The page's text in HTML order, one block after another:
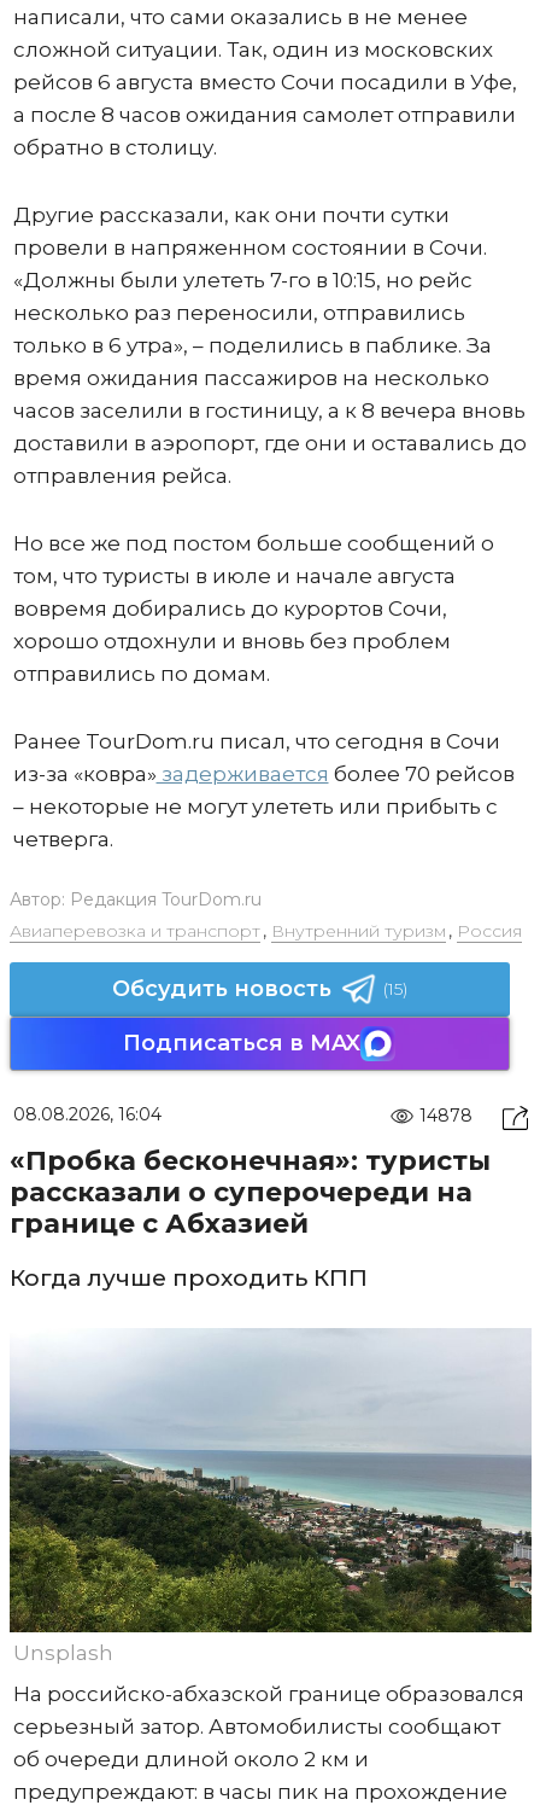
написали, что сами оказались в не менее
сложной ситуации. Так, один из московских
рейсов 6 августа вместо Сочи посадили в Уфе,
а после 8 часов ожидания самолет отправили
обратно в столицу.
Другие рассказали, как они почти сутки
провели в напряженном состоянии в Сочи.
«Должны были улететь 7-го в 10:15, но рейс
несколько раз переносили, отправились
только в 6 утра», – поделились в паблике. За
время ожидания пассажиров на несколько
часов заселили в гостиницу, а к 8 вечера вновь
доставили в аэропорт, где они и оставались до
отправления рейса.
Но все же под постом больше сообщений о
том, что туристы в июле и начале августа
вовремя добирались до курортов Сочи,
хорошо отдохнули и вновь без проблем
отправились по домам.
Ранее TourDom.ru писал, что сегодня в Сочи
из-за «ковра» задерживается более 70 рейсов
– некоторые не могут улететь или прибыть с
четверга.
Автор: Редакция TourDom.ru
Авиаперевозка и транспорт, Внутренний туризм , Россия
Обсудить новость (15)
Подписаться в MAX
08.08.2026, 16:04 14878
«Пробка бесконечная»: туристы
рассказали о суперочереди на
границе с Абхазией
Когда лучше проходить КПП
Unsplash
На российско-абхазской границе образовался
серьезный затор. Автомобилисты сообщают
об очереди длиной около 2 км и
предупреждают: в часы пик на прохождение